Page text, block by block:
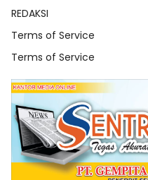
REDAKSI
Terms of Service
Terms of Service